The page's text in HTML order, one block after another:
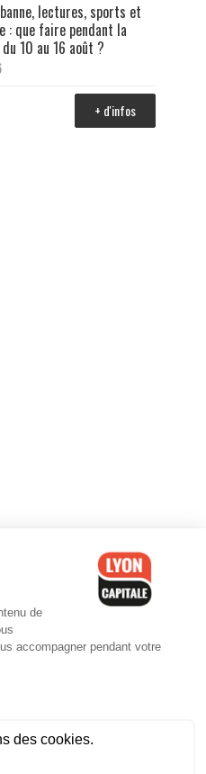
lectures, sports et
: que faire pendant la
10 au 16 août ?
+ d'infos
-CGV-Politique de